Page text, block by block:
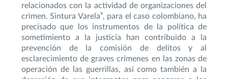
relacionados con la actividad de organizaciones del
crimen. Sintura Varela⁹, para el caso colombiano, ha
precisado que los instrumentos de la política de
sometimiento a la justicia han contribuido a la
prevención de la comisión de delitos y al
esclarecimiento de graves crímenes en las zonas de
operación de las guerrillas, así como también a la